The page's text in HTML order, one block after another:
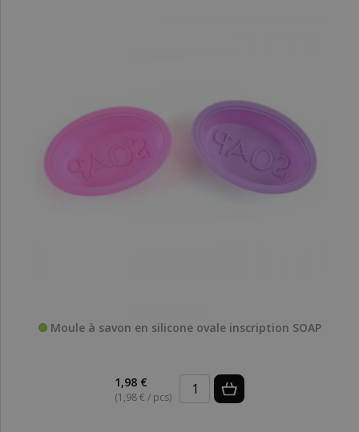
Moule à savon en silicone ovale inscription SOAP
1,98 €
(1,98 € / pcs)